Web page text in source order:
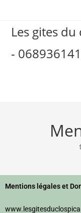
Les gites
-
Mentions légales et